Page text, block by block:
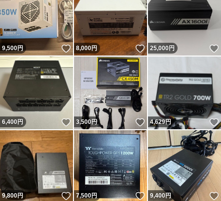
9,500円 いいね！
8,000円 いいね！
25,000円
6,400円 いいね！
3,500円 いいね！
4,629円
9,800円 いいね！
7,500円 いいね！
9,400円